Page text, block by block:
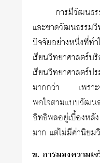
การมีวัฒนธร
และขาดวัฒนธรรม
ปัจจัยอย่างหนึ่งที่ทำ
เรียนวิทยาศาสตร์บ
เรียนวิทยาศาสตร์ป
มากกว่า เพราะว่
พอใจตามแบบวัฒน
อิทธิพลอยู่เบื้องห
มาก แต่ไม่มีค่านิยม
ข. การมองความ